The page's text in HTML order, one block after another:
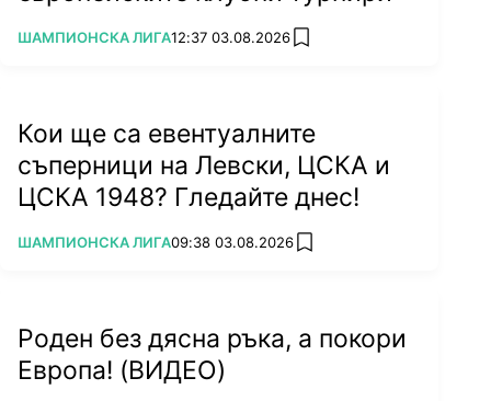
ПОВЕЧЕ ОТ
ШАМПИОНСКА ЛИГА12:37 03.08.2026 add favorites
Кои ще са евентуалните
съперници на Левски, ЦСКА и
ЦСКА 1948? Гледайте днес!
ПОВЕЧЕ ОТ
ШАМПИОНСКА ЛИГА09:38 03.08.2026 add favorites
Роден без дясна ръка, а покори
Европа! (ВИДЕО)